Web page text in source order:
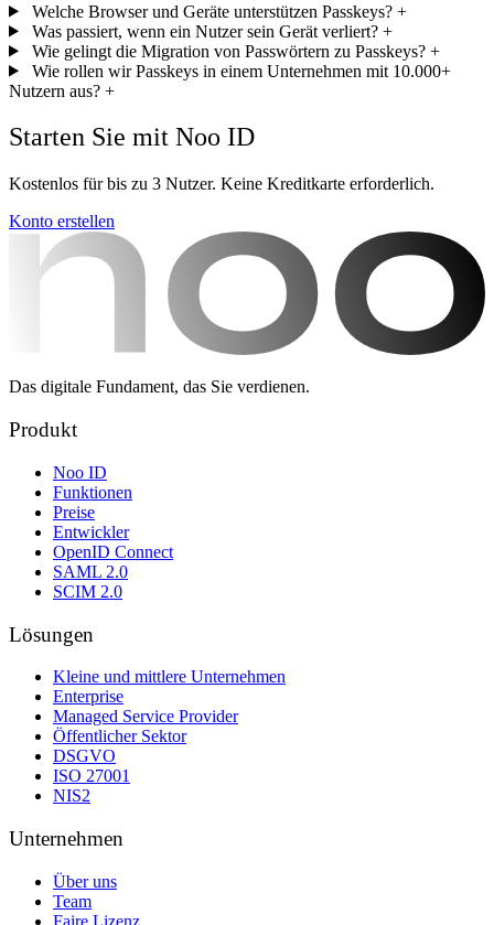
Welche Browser und Geräte unterstützen Passkeys? +
Was passiert, wenn ein Nutzer sein Gerät verliert? +
Wie gelingt die Migration von Passwörtern zu Passkeys? +
Wie rollen wir Passkeys in einem Unternehmen mit 10.000+
Nutzern aus? +
Starten Sie mit Noo ID
Kostenlos für bis zu 3 Nutzer. Keine Kreditkarte erforderlich.
Konto erstellen
Das digitale Fundament, das Sie verdienen.
Produkt
Noo ID
Funktionen
Preise
Entwickler
OpenID Connect
SAML 2.0
SCIM 2.0
Lösungen
Kleine und mittlere Unternehmen
Enterprise
Managed Service Provider
Öffentlicher Sektor
DSGVO
ISO 27001
NIS2
Unternehmen
Über uns
Team
Faire Lizenz